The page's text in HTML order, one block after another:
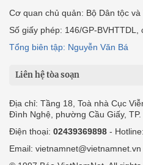
Cơ quan chủ quản: Bộ Dân tộc và
Số giấy phép: 146/GP-BVHTTDL,
Tổng biên tập: Nguyễn Văn Bá
Liên hệ tòa soạn
Địa chỉ: Tầng 18, Toà nhà Cục
Đình Nghệ, phường Cầu Giấy, TP.
Điện thoại: 02439369898 - Hotline:
Email: vietnamnet@vietnamnet.vn